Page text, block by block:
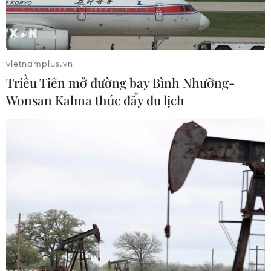
Trạm bơm Gascade and Deutsche ReGas cung cấp khí hoá
lỏng cho đường ống dẫn OGE ở Lubmin, Đức. (Ảnh:
Phát biểu trên truyền thông Đức ngày 17/10, bà
Gita Gopinath, Phó Tổng giám đốc thứ nhất Quỹ
vietnamplus.vn
Triều Tiên mở đường bay Bình Nhưỡng-
Wonsan Kalma thúc đẩy du lịch